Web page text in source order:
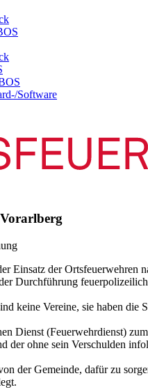
Software
Einsatz der Ortsfeuerwehren
Durchführung
keine Vereine, sie haben
Dienst (Feuerwehrdienst)
der ohne sein Verschulden
der Gemeinde, dafür zu